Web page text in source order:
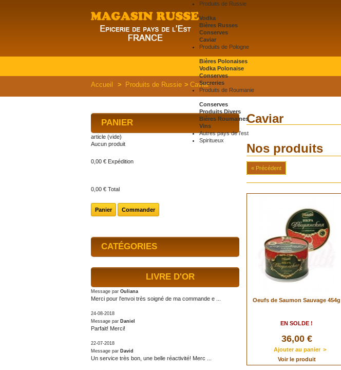
Produits de Russie
Vodka
Bières Russes
Conserves
Caviar
Produits de Pologne
Bières Polonaises
Vodka Polonaise
Conserves
Sucreries
Produits de Roumanie
Conserves
Produits Divers
Bières Roumaines
Vins
Autres pays de l'est
Spiritueux
Accueil > Produits de Russie > Caviar
PANIER
article (vide)
Aucun produit
0,00 € Expédition
0,00 € Total
Panier Commander
CATÉGORIES
LIVRE D'OR
Message par Ouliana
Merci pour l'envoi très soigné de ma commande e ...
24-08-2018
Message par Daniel
Parfait! Merci!
22-07-2018
Message par David
Un service très bon, une belle réactivité! Merc ...
Caviar
Nos produits
« Précédent
Oeufs de Saumon Sauvage 454g
EN SOLDE !
36,00 €
Ajouter au panier >
Voir le produit